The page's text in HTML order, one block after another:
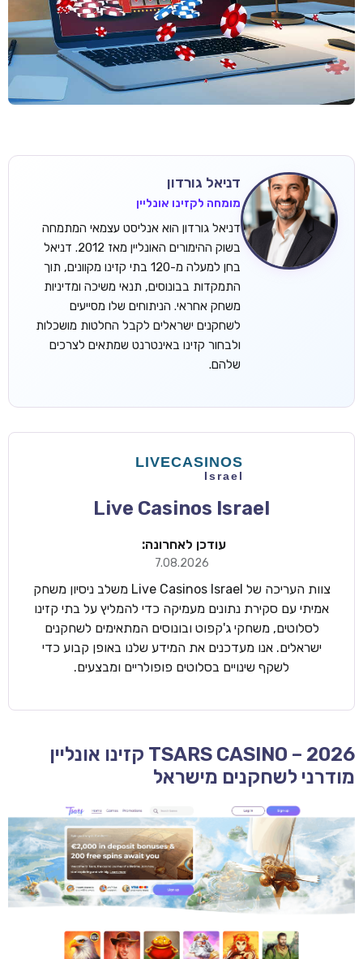
דניאל גורדון
מומחה לקזינו אונליין
דניאל גורדון הוא אנליסט עצמאי המתמחה
בשוק ההימורים האונליין מאז 2012. דניאל
בחן למעלה מ-120 בתי קזינו מקוונים, תוך
התמקדות בבונוסים, תנאי משיכה ומדיניות
משחק אחראי. הניתוחים שלו מסייעים
לשחקנים ישראלים לקבל החלטות מושכלות
ולבחור קזינו באינטרנט שמתאים לצרכים
שלהם.
Live Casinos Israel
עודכן לאחרונה:
7.08.2026
צוות העריכה של Live Casinos Israel משלב ניסיון משחק
אמיתי עם סקירת נתונים מעמיקה כדי להמליץ על בתי קזינו
לסלוטים, משחקי ג'קפוט ובונוסים המתאימים לשחקנים
ישראלים. אנו מעדכנים את המידע שלנו באופן קבוע כדי
לשקף שינויים בסלוטים פופולריים ומבצעים.
TSARS CASINO – 2026 קזינו אונליין
מודרני לשחקנים מישראל